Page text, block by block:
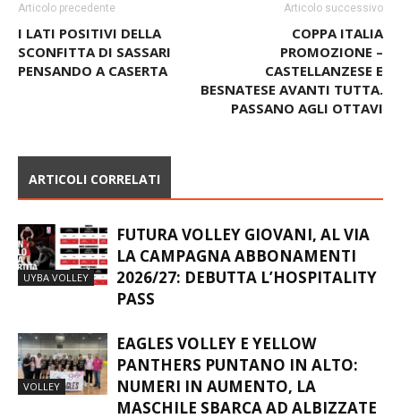
I LATI POSITIVI DELLA
SCONFITTA DI SASSARI
COPPA ITALIA
PROMOZIONE –
CASTELLANZESE E
BESNATESE AVANTI TUTTA.
ARTICOLI CORRELATI
FUTURA VOLLEY GIOVANI, AL VIA
LA CAMPAGNA ABBONAMENTI
2026/27: DEBUTTA L’HOSPITALITY
EAGLES VOLLEY E YELLOW
PANTHERS PUNTANO IN ALTO:
NUMERI IN AUMENTO, LA